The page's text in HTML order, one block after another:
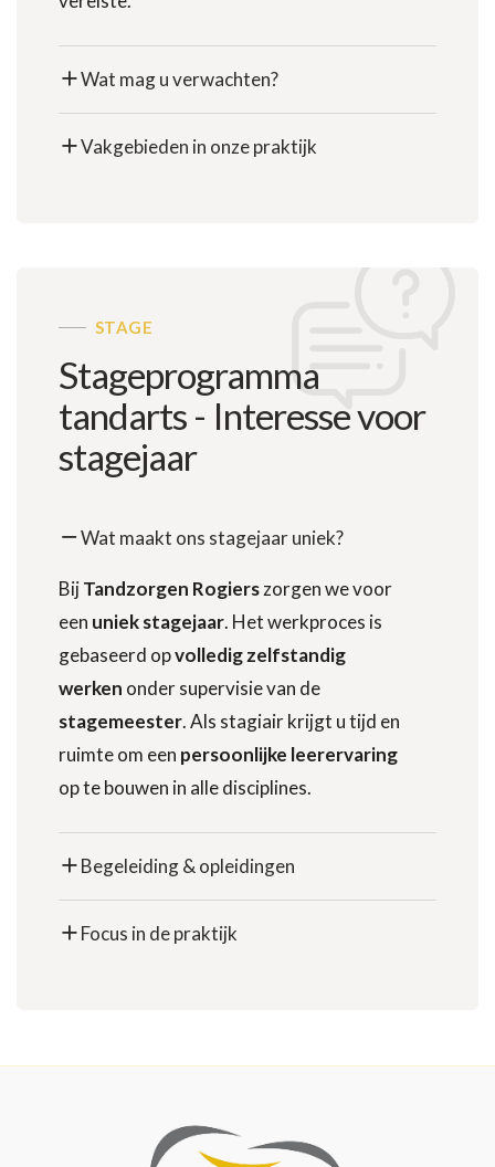
Wat mag u verwachten?
Vakgebieden in onze praktijk
STAGE
Stageprogramma
tandarts - Interesse voor
stagejaar
Wat maakt ons stagejaar uniek?
BijTandzorgen Rogierszorgen we voor
een uniek stagejaar. Het werkproces is
gebaseerd opvolledig zelfstandig
werken onder supervisie van de
stagemeester. Als stagiair krijgt u tijd en
ruimte om een persoonlijke leerervaring
op te bouwen in alle disciplines.
Begeleiding & opleidingen
Focus in de praktijk